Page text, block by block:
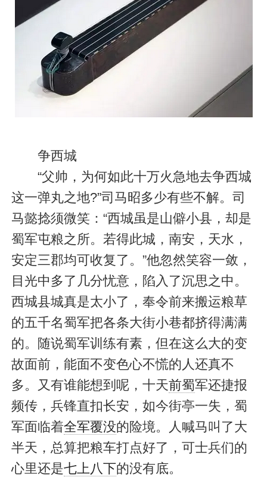
争西城
“父帅，为何如此十万火急地去争西城
这一弹丸之地?”司马昭多少有些不解。司
马懿捻须微笑：“西城虽是山僻小县，却是
蜀军屯粮之所。若得此城，南安，天水，
安定三郡均可收复了。”他忽然笑容一敛，
目光中多了几分忧意，陷入了沉思之中。
西城县城真是太小了，奉令前来搬运粮草
的五千名蜀军把各条大街小巷都挤得满满
的。随说蜀军训练有素，但在这么大的变
故面前，能面不变色心不慌的人还真不
多。又有谁能想到呢，十天前蜀军还捷报
频传，兵锋直扣长安，如今街亭一失，蜀
军面临着全军覆没的险境。人喊马叫了大
半天，总算把粮车打点好了，可士兵们的
心里还是七上八下的没有底。